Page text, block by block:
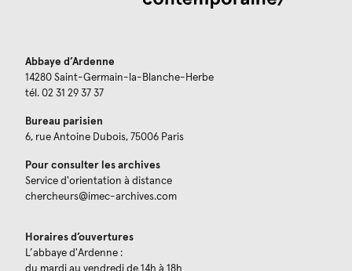
Abbaye d’Ardenne
14280 Saint-Germain-la-Blanche-Herbe
tél. 02 31 29 37 37
Bureau parisien
6, rue Antoine Dubois, 75006 Paris
Pour consulter les archives
Service d'orientation à distance
chercheurs@imec-archives.com
Horaires d’ouvertures
L’abbaye d'Ardenne :
du mardi au vendredi de 14h à 18h